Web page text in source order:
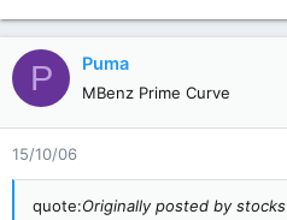
P Puma
MBenz Prime Curve
15/10/06
quote:Originally posted by stocks